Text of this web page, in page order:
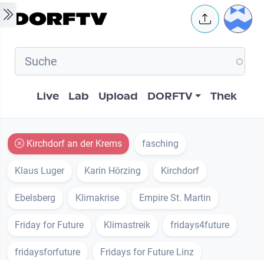
Skip to main content User
Hauptnavigation
Live Lab Upload DORFTV Thek
Kirchdorf an der Krems fasching
Klaus Luger Karin Hörzing Kirchdorf
Ebelsberg Klimakrise Empire St. Martin
Friday for Future Klimastreik fridays4future
fridaysforfuture Fridays for Future Linz